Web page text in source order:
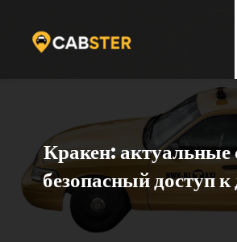
Кракен: актуальные
безопасный доступ